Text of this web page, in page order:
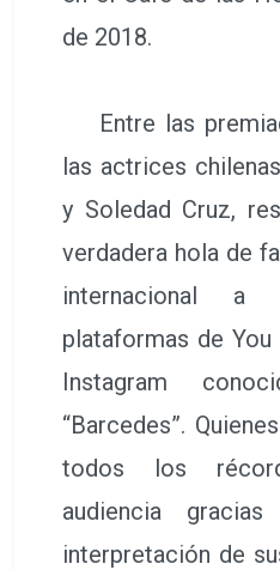
de 2018.
Entre las
las actrices
y Soledad Cruz,
verdadera hola de
internacional
plataformas de
Instagram
“Barcedes”.
todos los
audiencia
interpretación de